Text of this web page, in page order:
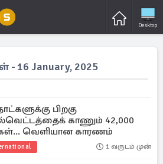
Desktop
January, 2025
பிறகு
காணும் 42,000
வெளியான காரணம்
1 வருடம் முன்